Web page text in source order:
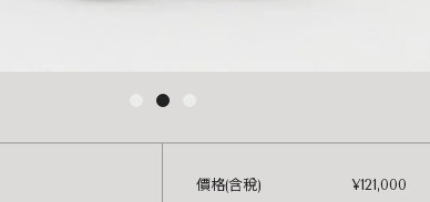
價格(含稅)
¥121,000